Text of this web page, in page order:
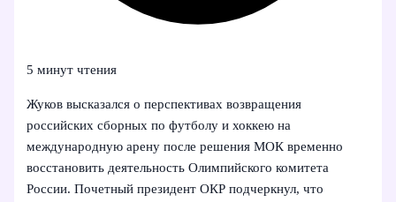
5 минут чтения
Жуков высказался о перспективах возвращения
российских сборных по футболу и хоккею на
международную арену после решения МОК временно
восстановить деятельность Олимпийского комитета
России. Почетный президент ОКР подчеркнул, что